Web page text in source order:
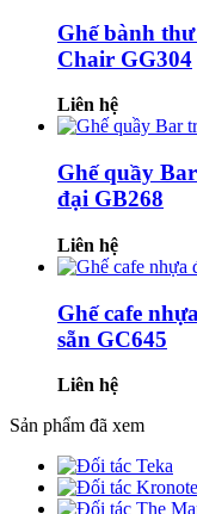
Ghế bành
Chair GG304
Liên hệ
Ghế quầy
đại GB268
Liên hệ
Ghế cafe
sẵn GC645
Liên hệ
Sản phẩm đã xem